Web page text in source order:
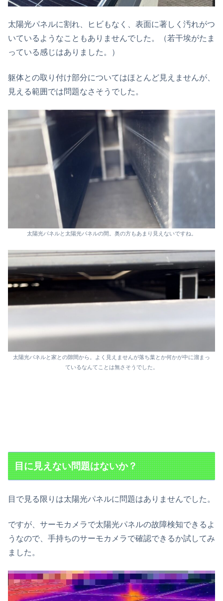
太陽光パネルに割れ、ヒビもなく、表面に著しく汚れがつ
いているようなこともありませんでした。（若干埃がたま
っている感じはありました。）
躯体との取り付け部分についてはほとんど見えませんが、
見える範囲では問題なさそうでした。
太陽光パネルと太陽光パネルの間。奥の方もあまり見えないですね。
太陽光パネルと家との隙間から。よく見えませんが落ち葉とか何かが中に溜まっ
ているなんてことは無さそうでした。
目に見えない問題はないか？
目で見る限りは太陽光パネルに問題はありませんでした。
ですが、サーモカメラで太陽光パネルの故障検知できるよ
うなので、手持ちのサーモカメラで確認できるか試してみ
ました。